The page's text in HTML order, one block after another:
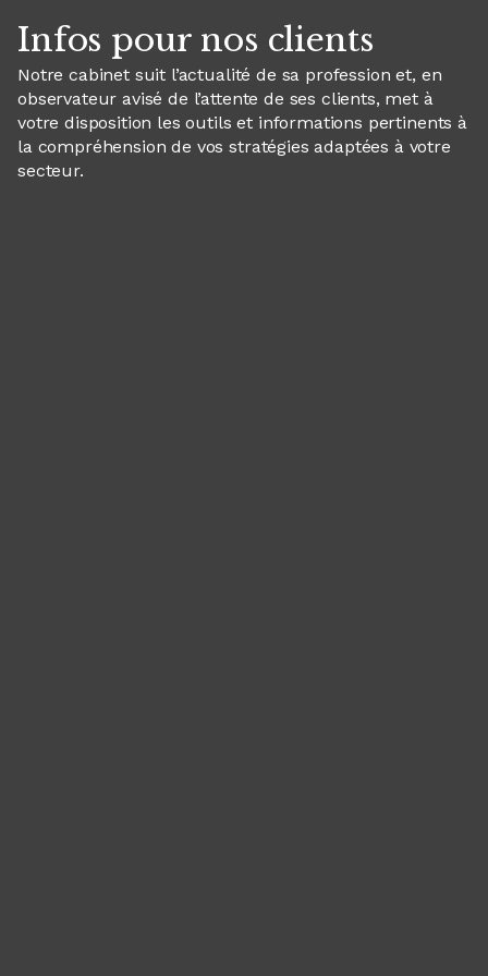
Infos pour nos clients
Notre cabinet suit l’actualité de sa profession et, en
observateur avisé de l’attente de ses clients, met à
votre disposition les outils et informations pertinents à
la compréhension de vos stratégies adaptées à votre
secteur.